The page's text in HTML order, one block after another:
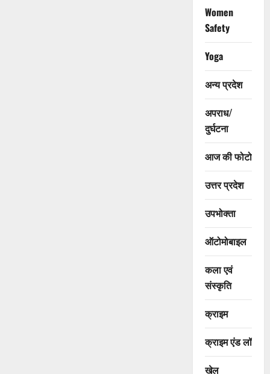
Women
Safety
Yoga
अन्य प्रदेश
अपराध/
दुर्घटना
आज की फोटो
उत्तर प्रदेश
उपभोक्ता
ऑटोमोबाइल
कला एवं
संस्कृति
क्राइम
क्राइम एंड लॉ
खेल